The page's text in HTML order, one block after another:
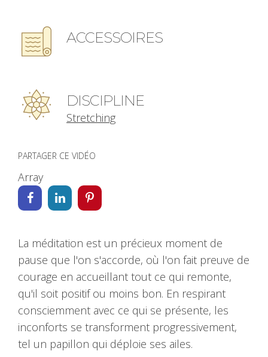
ACCESSOIRES
DISCIPLINE
Stretching
PARTAGER CE VIDÉO
Array
La méditation est un précieux moment de
pause que l'on s'accorde, où l'on fait preuve de
courage en accueillant tout ce qui remonte,
qu'il soit positif ou moins bon. En respirant
consciemment avec ce qui se présente, les
inconforts se transforment progressivement,
tel un papillon qui déploie ses ailes.